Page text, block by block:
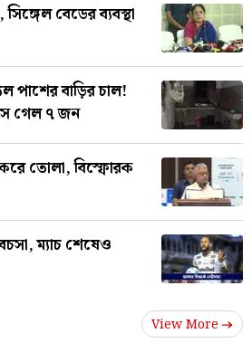
বেডের ব্যবস্থা
বাড়ির চাল!
গেল ৭ জন
তোলা, বিস্ফোরক
ম্যাচ শেষেও
View More